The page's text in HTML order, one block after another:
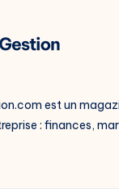
est un
: finances,